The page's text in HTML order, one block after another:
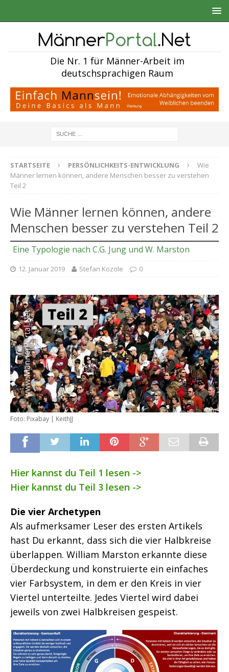
Die Nr. 1 für Männer-Arbeit im
deutschsprachigen Raum
STARTSEITE PERSÖNLICHKEITS-ENTWICKLUNG
Wie
Männer lernen können, andere Menschen besser zu verstehen
Teil 2
Wie Männer lernen können, andere
Menschen besser zu verstehen Teil 2
Eine Typologie nach C.G. Jung und W. Marston
12. Januar 2019 Stefan Kozole 0
Foto: Pixabay | KeithJJ
Hier kannst du Teil 1 lesen ->
Hier kannst du Teil 3 lesen ->
Die vier Archetypen
Als aufmerksamer Leser des ersten Artikels
hast Du erkannt, dass sich die vier Halbkreise
überlappen. William Marston erkannte diese
Überdeckung und konstruierte ein einfaches
vier Farbsystem, in dem er den Kreis in vier
Viertel unterteilte. Jedes Viertel wird dabei
jeweils von zwei Halbkreisen gespeist.